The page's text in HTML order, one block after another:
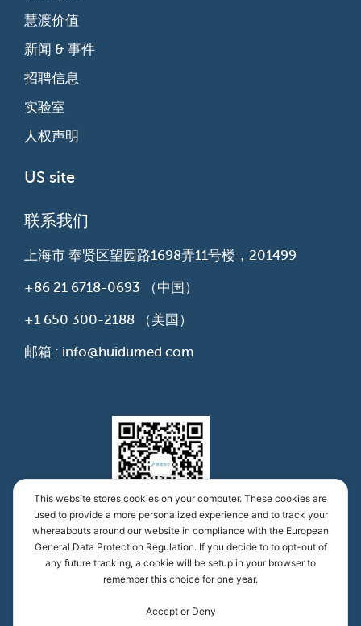
慧渡价值
新闻 & 事件
招聘信息
实验室
人权声明
US site
联系我们
上海市 奉贤区望园路1698弄11号楼，201499
+86 21 6718-0693 （中国）
+1 650 300-2188 （美国）
邮箱 : info@huidumed.com
This website stores cookies on your computer. These cookies are
used to provide a more personalized experience and to track your
whereabouts around our website in compliance with the European
General Data Protection Regulation. If you decide to to opt-out of
any future tracking, a cookie will be setup in your browser to
remember this choice for one year.
Accept or Deny